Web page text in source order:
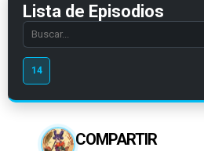
Lista de Episodios
Search
episode
number
14
COMPARTIR